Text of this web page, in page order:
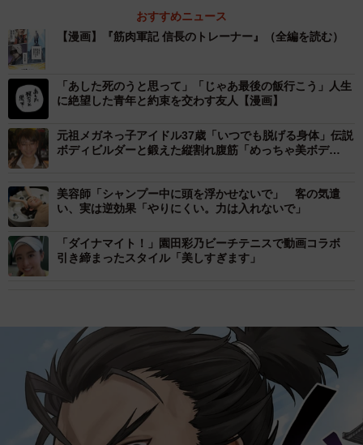
おすすめニュース
【漫画】『筋肉軍記 信長のトレーナー』（全編を読む）
「あした死のうと思って」「じゃあ最後の飯行こう」人生
に絶望した青年と約束を交わす友人【漫画】
元祖メガネっ子アイドル37歳「いつでも脱げる身体」伝説
ボディビルダーと鍛えた縦割れ腹筋「めっちゃ美ボデ
美容師「シャンプー中に頭を浮かせないで」 客の気遣
い、実は逆効果「やりにくい。力は入れないで」
「ダイナマイト！」園田彩乃ビーチテニスで動画コラボ
引き締まったスタイル「美しすぎます」